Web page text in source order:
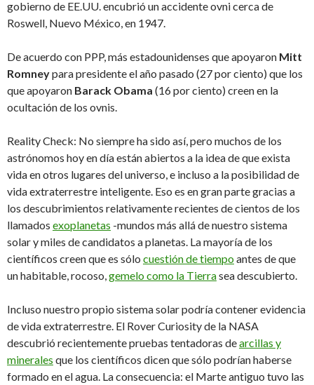
gobierno de EE.UU. encubrió un accidente ovni cerca de
Roswell, Nuevo México, en 1947.
De acuerdo con PPP, más estadounidenses que apoyaron Mitt
Romneypara presidente el año pasado (27 por ciento) que los
que apoyaron Barack Obama (16 por ciento) creen en la
ocultación de los ovnis.
Reality Check: No siempre ha sido así, pero muchos de los
astrónomos hoy en día están abiertos a la idea de que exista
vida en otros lugares del universo, e incluso a la posibilidad de
vida extraterrestre inteligente. Eso es en gran parte gracias a
los descubrimientos relativamente recientes de cientos de los
llamados exoplanetas -mundos más allá de nuestro sistema
solar y miles de candidatos a planetas. La mayoría de los
científicos creen que es sólo cuestión de tiempoantes de que
un habitable, rocoso,gemelo como la Tierrasea descubierto.
Incluso nuestro propio sistema solar podría contener evidencia
de vida extraterrestre. El Rover Curiosity de la NASA
descubrió recientemente pruebas tentadoras dearcillas y
minerales que los científicos dicen que sólo podrían haberse
formado en el agua. La consecuencia: el Marte antiguo tuvo las